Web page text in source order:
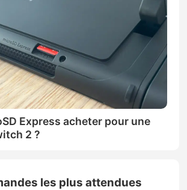
Express acheter pour une
2 ?
les plus attendues